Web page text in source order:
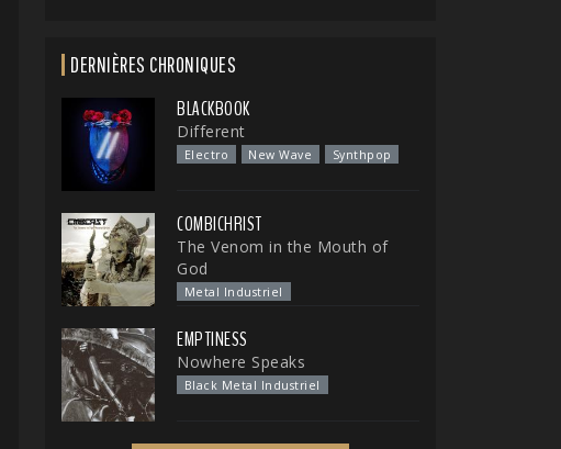
DERNIÈRES CHRONIQUES
BLACKBOOK
Different
Electro New Wave Synthpop
COMBICHRIST
The Venom in the Mouth of
God
Metal Industriel
EMPTINESS
Nowhere Speaks
Black Metal Industriel